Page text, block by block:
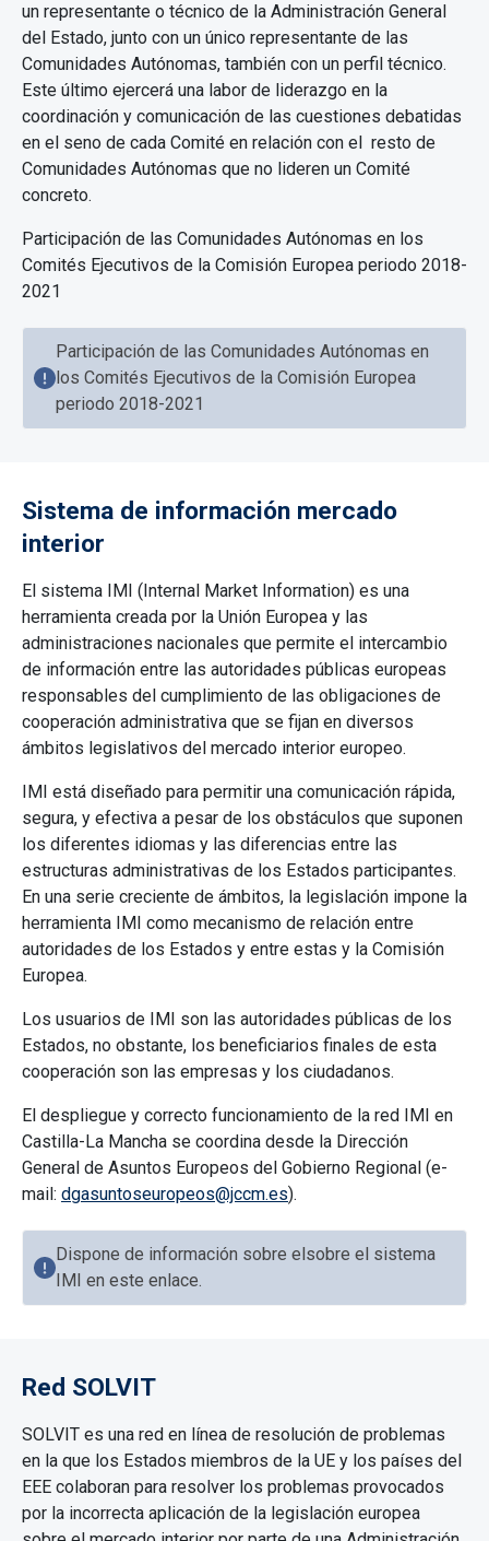
un representante o técnico de la Administración General
del Estado, junto con un único representante de las
Comunidades Autónomas, también con un perfil técnico.
Este último ejercerá una labor de liderazgo en la
coordinación y comunicación de las cuestiones debatidas
en el seno de cada Comité en relación con el resto de
Comunidades Autónomas que no lideren un Comité
concreto.
Participación de las Comunidades Autónomas en los
Comités Ejecutivos de la Comisión Europea periodo 2018-
2021
Participación de las Comunidades Autónomas en
los Comités Ejecutivos de la Comisión Europea
periodo 2018-2021
Sistema de información mercado
interior
El sistema IMI (Internal Market Information) es una
herramienta creada por la Unión Europea y las
administraciones nacionales que permite el intercambio
de información entre las autoridades públicas europeas
responsables del cumplimiento de las obligaciones de
cooperación administrativa que se fijan en diversos
ámbitos legislativos del mercado interior europeo.
IMI está diseñado para permitir una comunicación rápida,
segura, y efectiva a pesar de los obstáculos que suponen
los diferentes idiomas y las diferencias entre las
estructuras administrativas de los Estados participantes.
En una serie creciente de ámbitos, la legislación impone la
herramienta IMI como mecanismo de relación entre
autoridades de los Estados y entre estas y la Comisión
Europea.
Los usuarios de IMI son las autoridades públicas de los
Estados, no obstante, los beneficiarios finales de esta
cooperación son las empresas y los ciudadanos.
El despliegue y correcto funcionamiento de la red IMI en
Castilla-La Mancha se coordina desde la Dirección
General de Asuntos Europeos del Gobierno Regional (e-
mail: dgasuntoseuropeos@jccm.es).
Dispone de información sobre elsobre el sistema
IMI en este enlace.
Red SOLVIT
SOLVIT es una red en línea de resolución de problemas
en la que los Estados miembros de la UE y los países del
EEE colaboran para resolver los problemas provocados
por la incorrecta aplicación de la legislación europea